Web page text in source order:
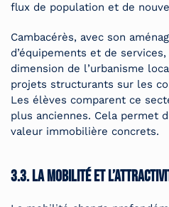
flux de population et de
Cambacérès, avec son
d’équipements et de
dimension de l’urbanisme
projets structurants sur les
Les élèves comparent ce
plus anciennes. Cela permet
valeur immobilière concrets.
3.3. La mobilité et